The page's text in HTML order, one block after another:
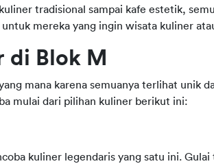
tradisional sampai kafe estetik,
mereka yang ingin wisata kuliner
di Blok M
mana karena semuanya terlihat unik
mulai dari pilihan kuliner berikut ini:
kuliner legendaris yang satu ini.